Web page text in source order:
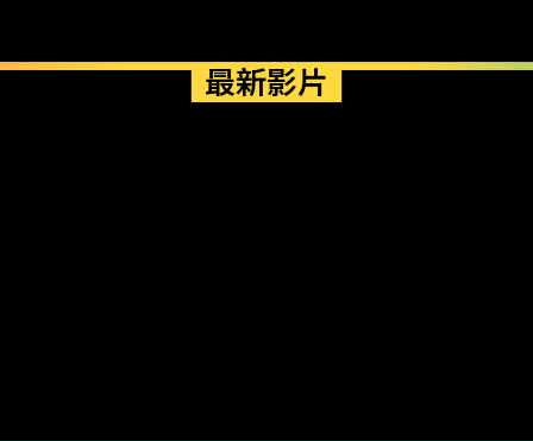
最新影片